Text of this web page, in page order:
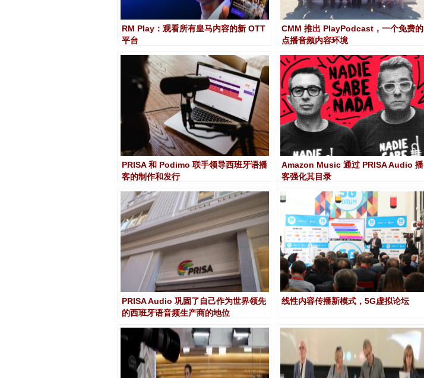
RM Play：观看所有皇马内容的新 OTT
平台
CMM 推出 PlayPodcast，一个免费的
点播音频内容环境
PRISA 和 Podimo 联手领导西班牙语播
客的制作和发行
Amazon Music 通过 PRISA Audio 播
客强化其目录
PRISA Audio 巩固了自己作为世界领先
的西班牙语音频生产商的地位
线性内容传播新模式，5G虚拟论坛